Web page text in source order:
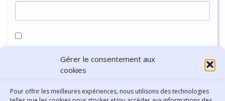
Gérer le consentement aux
cookies
Pour offrir les meilleures expériences, nous utilisons des technologies
navigateur pour mon prochain commentaire.